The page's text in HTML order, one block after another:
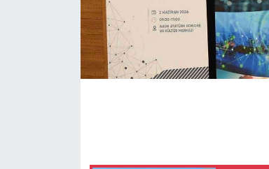
Gayrimenkul